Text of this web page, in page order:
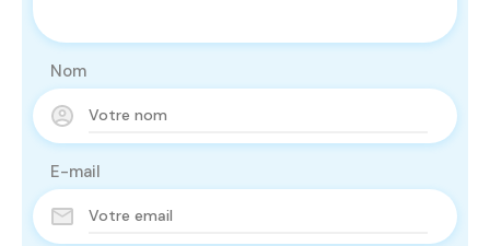
Nom
E-mail